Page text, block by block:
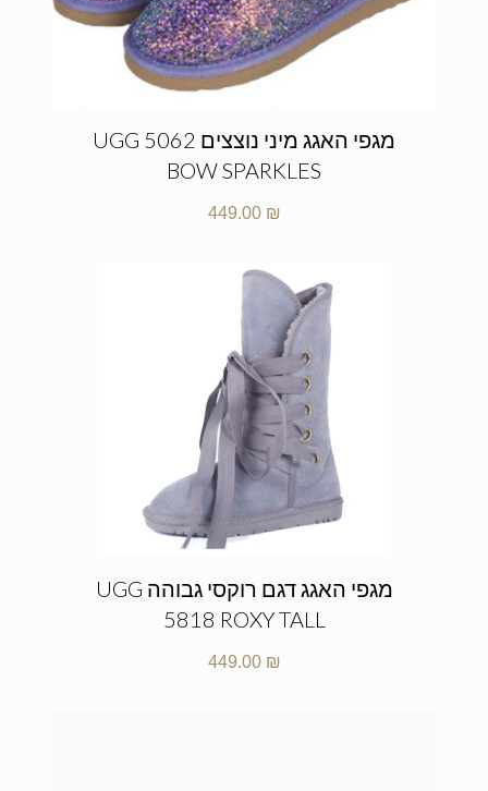
מגפי האגג מיני נוצצים UGG 5062
BOW SPARKLES
449.00 ₪
מגפי האגג דגם רוקסי גבוהה UGG
5818 ROXY TALL
449.00 ₪